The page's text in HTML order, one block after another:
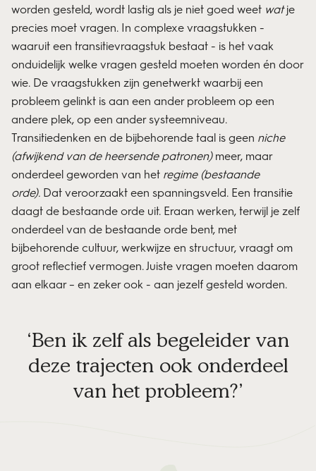
worden gesteld, wordt lastig als je niet goed weet wat je
precies moet vragen. In complexe vraagstukken -
waaruit een transitievraagstuk bestaat - is het vaak
onduidelijk welke vragen gesteld moeten worden én door
wie. De vraagstukken zijn genetwerkt waarbij een
probleem gelinkt is aan een ander probleem op een
andere plek, op een ander systeemniveau.
Transitiedenken en de bijbehorende taal is geen niche
(afwijkend van de heersende patronen) meer, maar
onderdeel geworden van het regime (bestaande
orde). Dat veroorzaakt een spanningsveld. Een transitie
daagt de bestaande orde uit. Eraan werken, terwijl je zelf
onderdeel van de bestaande orde bent, met
bijbehorende cultuur, werkwijze en structuur, vraagt om
groot reflectief vermogen. Juiste vragen moeten daarom
aan elkaar – en zeker ook - aan jezelf gesteld worden.
Ben ik zelf als begeleider van
deze trajecten ook onderdeel
van het probleem?